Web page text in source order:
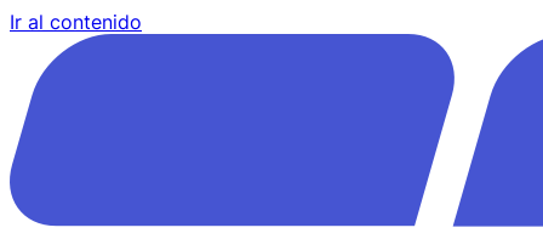
Ir al contenido